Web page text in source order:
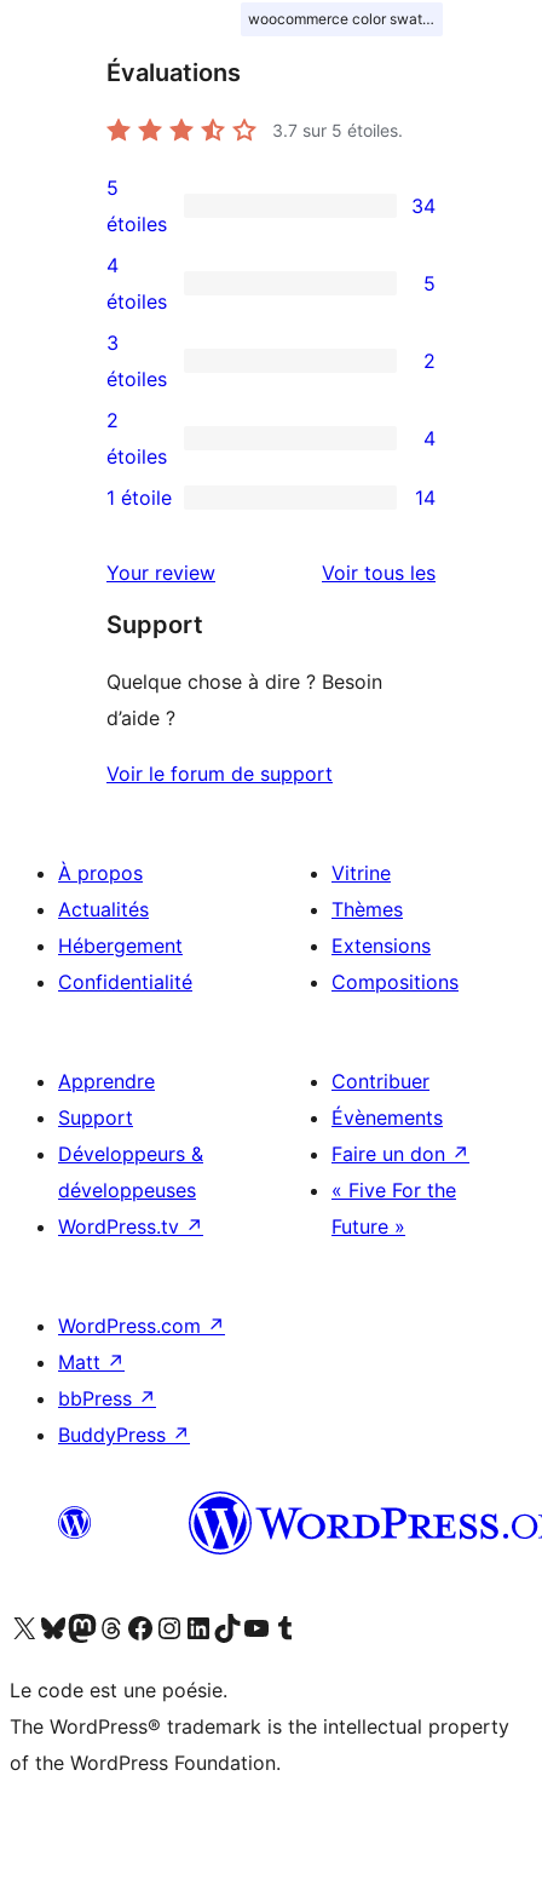
woocommerce color swatches
Évaluations
3.7 sur 5 étoiles.
34
avis
à
5
étoiles
5
étoiles
34
5
avis
à
4
étoiles
4
étoiles
5
2
avis
à
3
3
étoiles
2
4
avis
2
2
étoiles
4
à
1
1 étoile 14
Your review Voir tous lesavis
Support
Quelque chose à dire ? Besoin
d’aide ?
Voir le forum de support
À propos
Actualités
Hébergement
Confidentialité
Vitrine
Thèmes
Extensions
Compositions
Apprendre
Support
Développeurs &
développeuses
WordPress.tv ↗
Contribuer
Évènements
Faire un don ↗
« Five For the
Future »
WordPress.com ↗
Matt ↗
bbPress ↗
BuddyPress ↗
Visitez notre compte X (précédemment Twitter)
Visiter notre compte Bluesky
Visiter notre compte Mastodon
Visiter notre compte Threads
Consulter notre compte Facebook
Consulter notre compte Instagram
Consulter notre compte LinkedIn
Visiter notre compte TokTok
Visiter notre chaîne YouTube
Visiter notre compte Tumblr
Le code est une poésie.
The WordPress® trademark is the intellectual property
of the WordPress Foundation.